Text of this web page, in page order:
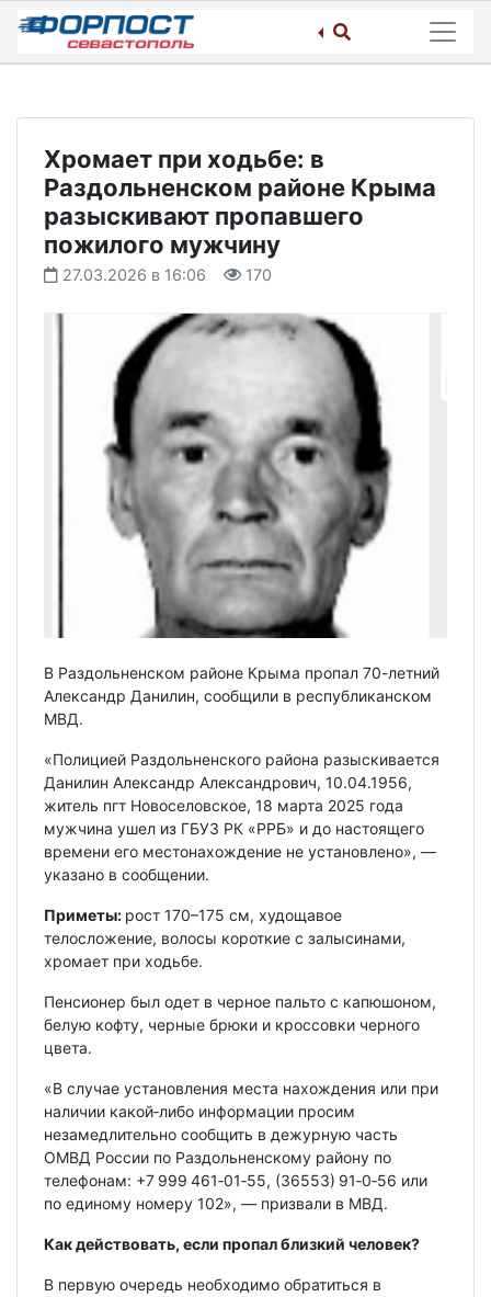
Skip
content
Хромает при ходьбе: в
Раздольненском районе Крыма
разыскивают пропавшего
пожилого мужчину
27.03.2026 в 16:06 170
В Раздольненском районе Крыма пропал 70-летний
Александр Данилин, сообщили в республиканском
МВД.
«Полицией Раздольненского района разыскивается
Данилин Александр Александрович, 10.04.1956,
житель пгт Новоселовское, 18 марта 2025 года
мужчина ушел из ГБУЗ РК «РРБ» и до настоящего
времени его местонахождение не установлено», —
указано в сообщении.
Приметы: рост 170–175 см, худощавое
телосложение, волосы короткие с залысинами,
хромает при ходьбе.
Пенсионер был одет в черное пальто с капюшоном,
белую кофту, черные брюки и кроссовки черного
цвета.
«В случае установления места нахождения или при
наличии какой‑либо информации просим
незамедлительно сообщить в дежурную часть
ОМВД России по Раздольненскому району по
телефонам: +7 999 461‑01‑55, (36553) 91‑0‑56 или
по единому номеру 102», — призвали в МВД.
Как действовать, если пропал близкий человек?
В первую очередь необходимо обратиться в